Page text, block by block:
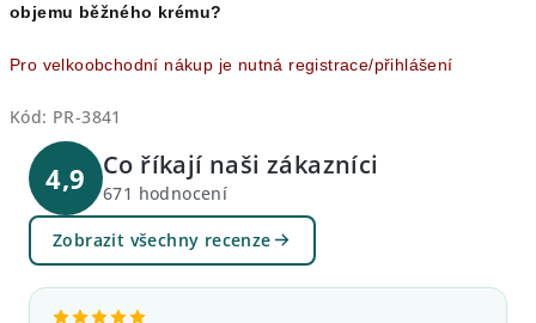
objemu běžného krému?
Pro velkoobchodní nákup je nutná registrace/přihlášení
Kód: PR-3841
4,9 Co říkají naši zákazníci
671 hodnocení
Zobrazit všechny recenze